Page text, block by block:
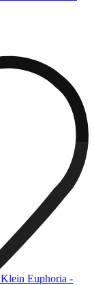
Euphoria -